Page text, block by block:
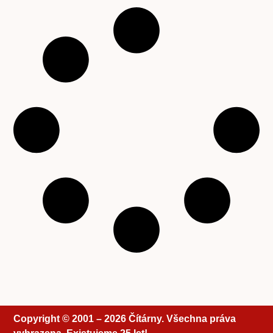
Copyright © 2001 – 2026 Čítárny. Všechna práva